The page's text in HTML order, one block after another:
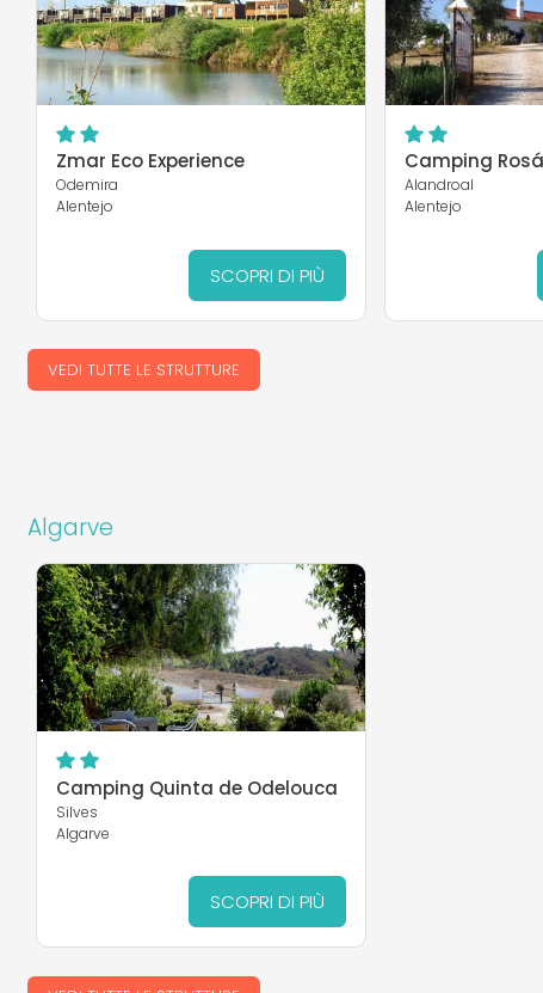
Zmar Eco Experience
Odemira
Alentejo
SCOPRI DI PIÙ
Camping
Alandroal
Alentejo
VEDI TUTTE LE STRUTTURE
Algarve
Camping Quinta de Odelouca
Silves
Algarve
SCOPRI DI PIÙ